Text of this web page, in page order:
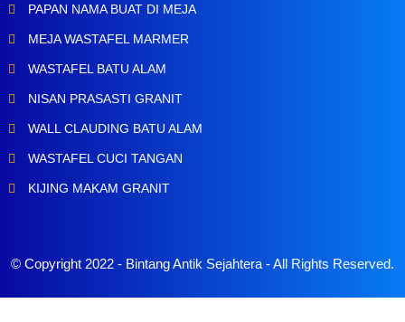
PAPAN NAMA BUAT DI MEJA
MEJA WASTAFEL MARMER
WASTAFEL BATU ALAM
NISAN PRASASTI GRANIT
WALL CLAUDING BATU ALAM
WASTAFEL CUCI TANGAN
KIJING MAKAM GRANIT
© Copyright 2022 - Bintang Antik Sejahtera- All Rights Reserved.